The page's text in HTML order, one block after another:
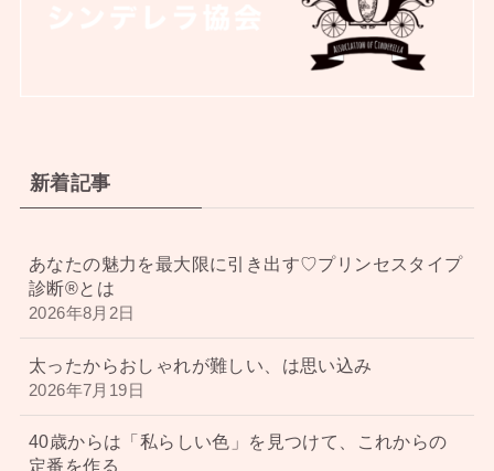
新着記事
あなたの魅力を最大限に引き出す♡プリンセスタイプ
診断®︎とは
2026年8月2日
太ったからおしゃれが難しい、は思い込み
2026年7月19日
40歳からは「私らしい色」を見つけて、これからの
定番を作る